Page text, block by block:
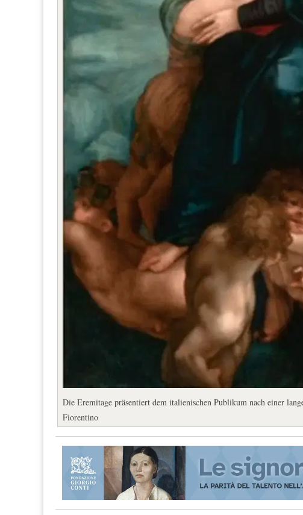
Die Eremitage präsentiert dem italienischen Publikum nach einer
Fiorentino